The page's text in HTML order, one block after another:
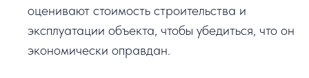
оценивают стоимость строительства и
эксплуатации объекта, чтобы убедиться, что он
экономически оправдан.